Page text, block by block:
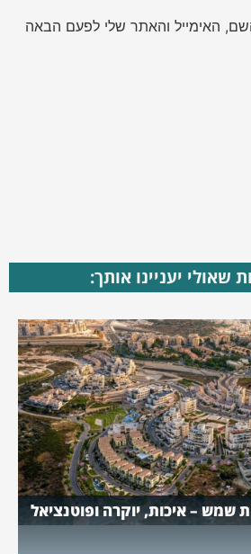
האימייל והאתר שלי לפעם הבאה
שאולי יעניינו אותך:
שמש – איכות, יוקרה ופוטנציאל